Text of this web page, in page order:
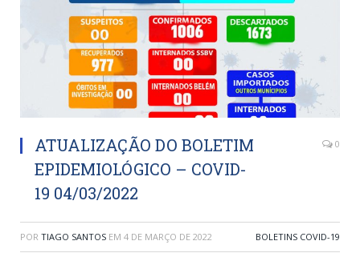
ATUALIZAÇÃO DO BOLETIM
EPIDEMIOLÓGICO – COVID-
19 04/03/2022
0
POR TIAGO SANTOS EM 4 DE MARÇO DE 2022 BOLETINS COVID-19